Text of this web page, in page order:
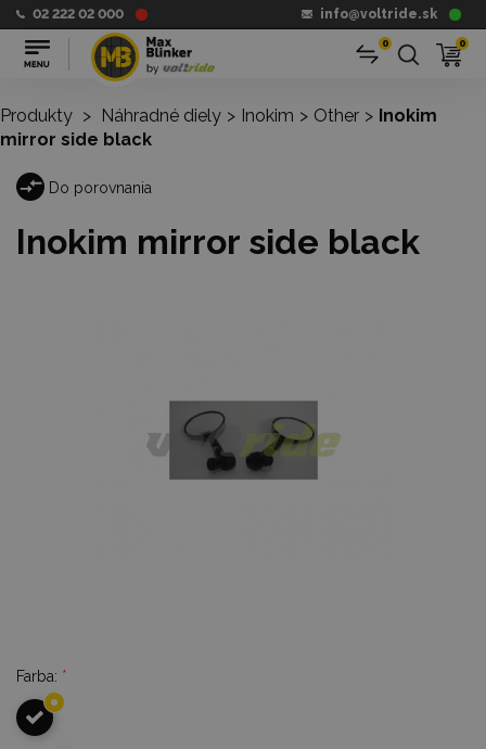
02 222 02 000 info@voltride.sk
0 0
Produkty > Náhradné diely > Inokim > Other > Inokim
mirror side black
Do porovnania
Inokim mirror side black
Farba: *